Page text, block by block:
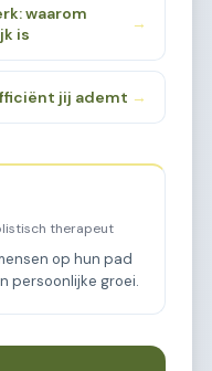
waarom
is
→
jij ademt →
therapeut
op hun pad
persoonlijke groei.